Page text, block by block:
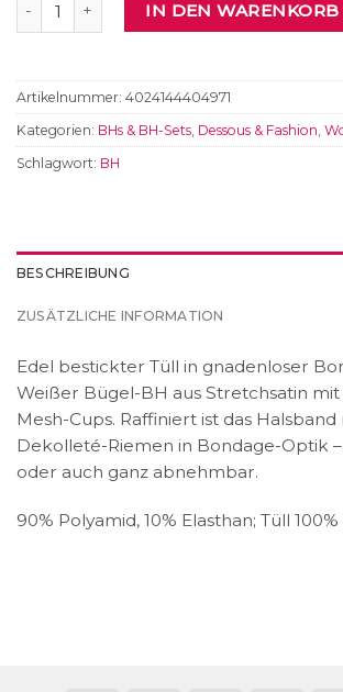
IN DEN WARENKORB
Artikelnummer: 4024144404971
Kategorien: BHs & BH-Sets Dessous & Fashion
Schlagwort: BH
BESCHREIBUNG
ZUSÄTZLICHE INFORMATION
Edel bestickter Tüll in gnadenloser
Weißer Bügel-BH aus Stretchsatin
Mesh-Cups. Raffiniert ist das
Dekolleté-Riemen in Bondage-Optik
oder auch ganz abnehmbar.
90% Polyamid, 10% Elasthan; Tüll